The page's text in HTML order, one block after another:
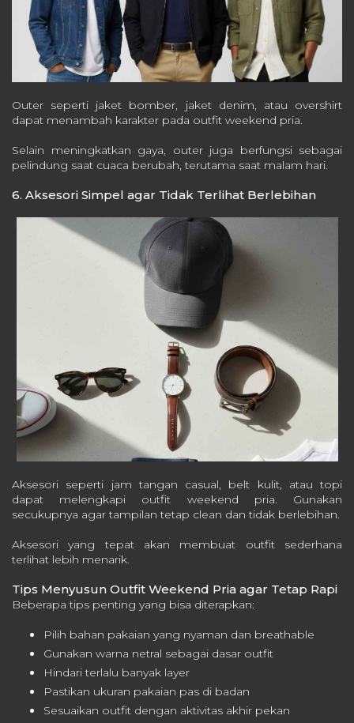
Outer seperti jaket bomber, jaket denim, atau overshirt
dapat menambah karakter pada outfit weekend pria.
Selain meningkatkan gaya, outer juga berfungsi sebagai
pelindung saat cuaca berubah, terutama saat malam hari.
6. Aksesori Simpel agar Tidak Terlihat Berlebihan
Aksesori seperti jam tangan casual, belt kulit, atau topi
dapat melengkapi outfit weekend pria. Gunakan
secukupnya agar tampilan tetap clean dan tidak berlebihan.
Aksesori yang tepat akan membuat outfit sederhana
terlihat lebih menarik.
Tips Menyusun Outfit Weekend Pria agar Tetap Rapi
Beberapa tips penting yang bisa diterapkan:
Pilih bahan pakaian yang nyaman dan breathable
Gunakan warna netral sebagai dasar outfit
Hindari terlalu banyak layer
Pastikan ukuran pakaian pas di badan
Sesuaikan outfit dengan aktivitas akhir pekan